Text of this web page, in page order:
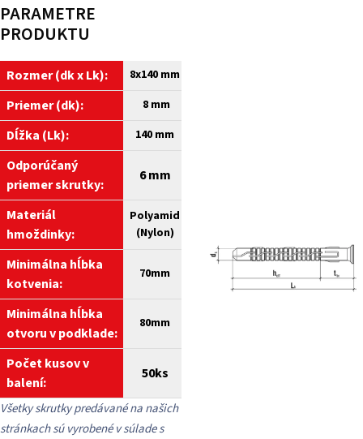
PARAMETRE
PRODUKTU
Rozmer (dk x Lk): 8x140 mm
Priemer (dk): 8 mm
Dĺžka (Lk): 140 mm
Odporúčaný
priemer skrutky:
6 mm
Materiál
hmoždinky:
Polyamid
(Nylon)
Minimálna hĺbka
kotvenia:
70mm
Minimálna hĺbka
otvoru v podklade:
80mm
​​Počet kusov v
balení:
50ks
Všetky skrutky predávané na našich
stránkach sú vyrobené v súlade s